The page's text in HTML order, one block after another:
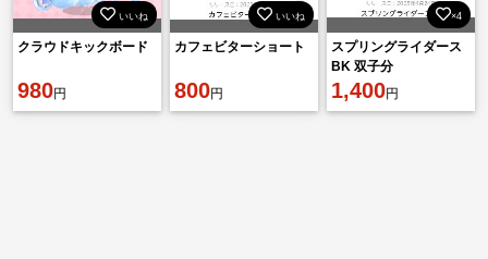
いいね
クラウドキックボード
980円
いいね
カフェビターショート
800円
×4
スプリングライダース
BK 双子分
1,400円